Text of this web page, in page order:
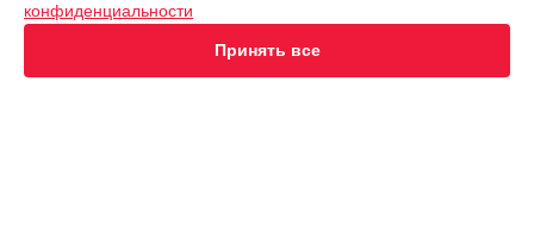
конфиденциальности
Принять все